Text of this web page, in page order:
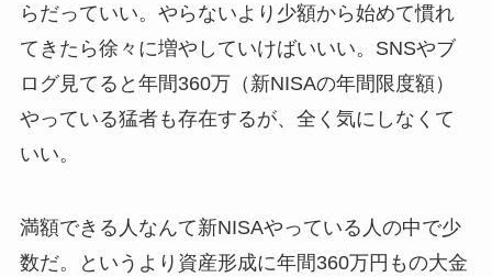
らだっていい。やらないより少額から始めて慣れ
てきたら徐々に増やしていけばいいい。SNSやブ
ログ見てると年間360万（新NISAの年間限度額）
やっている猛者も存在するが、全く気にしなくて
いい。
満額できる人なんて新NISAやっている人の中で少
数だ。というより資産形成に年間360万円もの大金